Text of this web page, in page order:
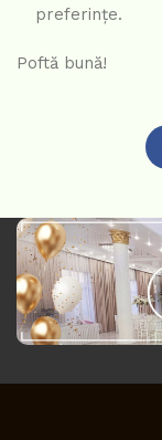
preferințe.
Poftă bună!